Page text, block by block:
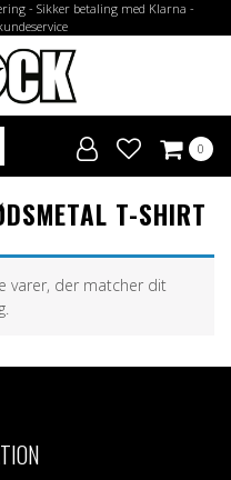
- Sikker betaling med Klarna -
0
T-SHIRT
varer, der matcher dit